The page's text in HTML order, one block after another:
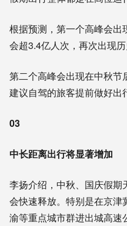
根据预测，第一个高峰会
会超3.4亿人次，再次出现历
第二个高峰会出现在中秋节
建议自驾的旅客提前做好出
03
中长距离出行将显著增加
李扬介绍，中秋、国庆假
会快速释放。特别是在京
渝等重点城市群进出城高